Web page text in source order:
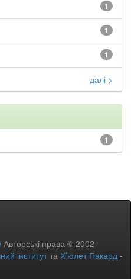
1
1
1
далі >
1
Авторські права © 2002-
інститутта Х’юлет Пакард -